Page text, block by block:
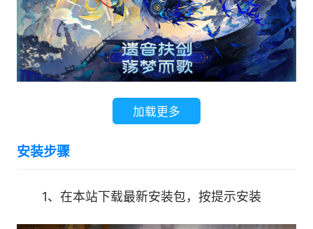
●5星共鸣者「秧秧・玄翎」(湮灭 | 迅刀)
明庭出身的音乐世家二小姐，温柔坚强、纯粹浪
加载更多
安装步骤
1、在本站下载最新安装包，按提示安装